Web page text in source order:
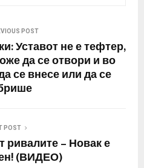
POST
Уставот не е тефтер,
да се отвори и во
се внесе или да се
POST
ривалите – Новак е
(ВИДЕО)